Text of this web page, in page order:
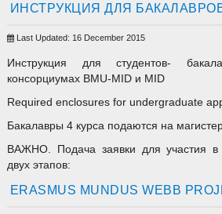
ИНСТРУКЦИЯ ДЛЯ
Last Updated: 16 December 2015
Инструкция для студентов-
консорциумах BMU-MID и MID
Required enclosures for undergraduate
Бакалавры 4 курса подаются на
ВАЖНО. Подача заявки для участия в
двух этапов:
ERASMUS MUNDUS WEBB